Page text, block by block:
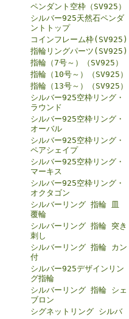
ペンダント空枠（SV925）
シルバー925天然石ペンダ
ントトップ
コインフレーム枠(SV925)
指輪リングパーツ(SV925)
指輪（7号～）（SV925）
指輪（10号～）（SV925）
指輪（13号～）（SV925）
シルバー925空枠リング・
ラウンド
シルバー925空枠リング・
オーバル
シルバー925空枠リング・
ペアシェイプ
シルバー925空枠リング・
マーキス
シルバー925空枠リング・
オクタゴン
シルバーリング 指輪 皿
覆輪
シルバーリング 指輪 突き
刺し
シルバーリング 指輪 カン
付
シルバー925デザインリン
グ指輪
シルバーリング 指輪 シェ
ブロン
シグネットリング シルバ